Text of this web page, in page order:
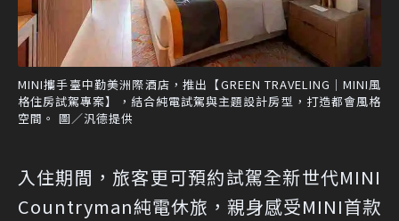
MINI攜手臺中勤美洲際酒店，推出【GREEN TRAVELING│MINI風
格住房試駕專案】，結合純電試駕與主題設計房型，打造都會風格
空間。 圖／汎德提供
入住期間，旅客更可預約試駕全新世代MINI
Countryman純電休旅，親身感受MINI首款